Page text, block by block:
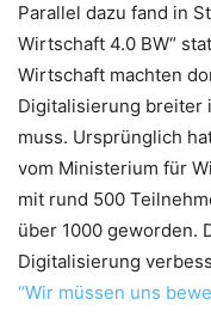
Parallel dazu fand in
Wirtschaft 4.0 BW“
Wirtschaft machten
Digitalisierung breiter
muss. Ursprünglich
vom Ministerium für
mit rund 500
über 1000 geworden.
Digitalisierung
“Wir müssen uns